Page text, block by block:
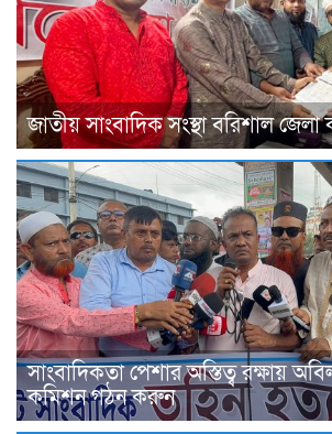
জাতীয় সাংবাদিক সংস্থা বরিশাল
সাংবাদিকতা পেশার অস্তিত্ব রক্ষায়
কমিশন গঠন করুন